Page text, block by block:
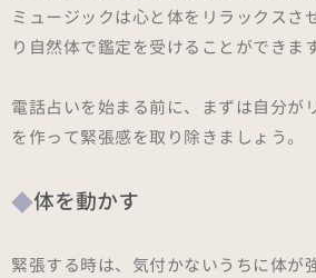
ミュージックは心と体をリラックスさ
り自然体で鑑定を受けることができます
電話占いを始まる前に、まずは自分が
を作って緊張感を取り除きましょう。
体を動かす
緊張する時は、気付かないうちに体